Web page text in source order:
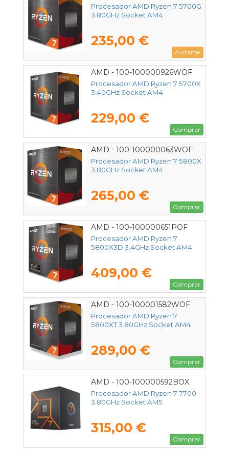
Procesador AMD Ryzen 7 5700G
3.80GHz Socket AM4
235,00 €
Avísame
AMD - 100-100000926WOF
Procesador AMD Ryzen 7 5700X
3.40GHz Socket AM4
229,00 €
Comprar
AMD - 100-100000063WOF
Procesador AMD Ryzen 7 5800X
3.80GHz Socket AM4
265,00 €
Comprar
AMD - 100-100000651POF
Procesador AMD Ryzen 7
5800X3D 3.4GHz Socket AM4
409,00 €
Comprar
AMD - 100-100001582WOF
Procesador AMD Ryzen 7
5800XT 3.80GHz Socket AM4
289,00 €
Comprar
AMD - 100-100000592BOX
Procesador AMD Ryzen 7 7700
3.80GHz Socket AM5
315,00 €
Comprar